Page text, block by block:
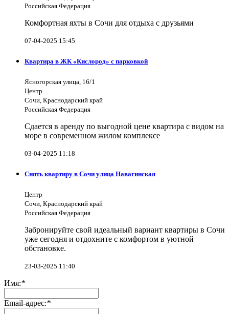
Российская Федерация
Комфортная яхты в Сочи для отдыха с друзьями
07-04-2025 15:45
Квартира в ЖК «Кислород» с парковкой
Ясногорская улица, 16/1
Центр
Сочи, Краснодарский край
Российская Федерация
Сдается в аренду по выгодной цене квартира с видом на
море в современном жилом комплексе
03-04-2025 11:18
Снять квартиру в Сочи улица Навагинская
Центр
Сочи, Краснодарский край
Российская Федерация
Забронируйте свой идеальный вариант квартиры в Сочи
уже сегодня и отдохните с комфортом в уютной
обстановке.
23-03-2025 11:40
Имя:*
Email-адрес:*